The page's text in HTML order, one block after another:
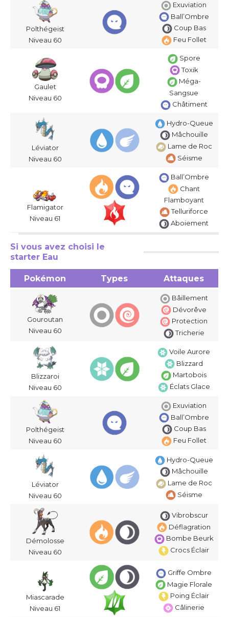
Polthégeist
Niveau 60
Exuviation
Ball’Ombre
Coup Bas
Feu Follet
Gaulet
Niveau 60
Spore
Toxik
Méga-
Sangsue
Châtiment
Léviator
Niveau 60
Hydro-Queue
Mâchouille
Lame de Roc
Séisme
Flamigator
Niveau 61
Ball’Ombre
Chant
Flamboyant
Telluriforce
Aboiement
Si vous avez choisi le
starter Eau
Pokémon Types Attaques
Gouroutan
Niveau 60
Bâillement
Dévorêve
Protection
Tricherie
Blizzaroi
Niveau 60
Voile Aurore
Blizzard
Martobois
Éclats Glace
Polthégeist
Niveau 60
Exuviation
Ball’Ombre
Coup Bas
Feu Follet
Léviator
Niveau 60
Hydro-Queue
Mâchouille
Lame de Roc
Séisme
Démolosse
Niveau 60
Vibrobscur
Déflagration
Bombe Beurk
Crocs Éclair
Miascarade
Niveau 61
Griffe Ombre
Magie Florale
Poing Éclair
Câlinerie